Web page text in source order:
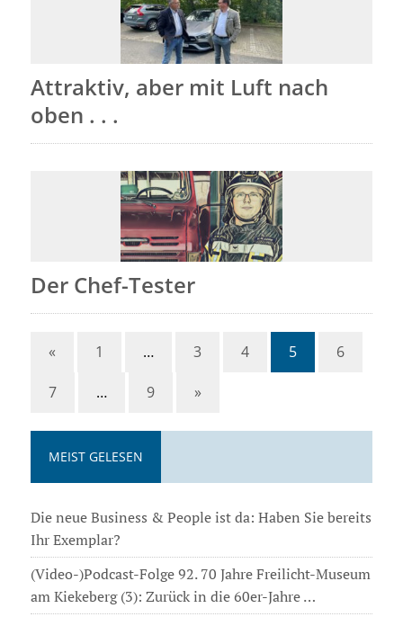
Attraktiv, aber mit Luft nach
oben . . .
Der Chef-Tester
« 1 … 3 4 5 6
7 … 9 »
MEIST GELESEN
Die neue Business & People ist da: Haben Sie bereits
Ihr Exemplar?
(Video-)Podcast-Folge 92. 70 Jahre Freilicht-Museum
am Kiekeberg (3): Zurück in die 60er-Jahre …